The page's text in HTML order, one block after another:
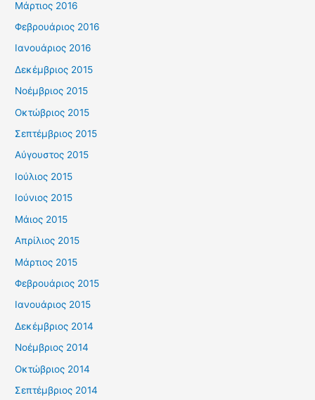
Μάρτιος 2016
Φεβρουάριος 2016
Ιανουάριος 2016
Δεκέμβριος 2015
Νοέμβριος 2015
Οκτώβριος 2015
Σεπτέμβριος 2015
Αύγουστος 2015
Ιούλιος 2015
Ιούνιος 2015
Μάιος 2015
Απρίλιος 2015
Μάρτιος 2015
Φεβρουάριος 2015
Ιανουάριος 2015
Δεκέμβριος 2014
Νοέμβριος 2014
Οκτώβριος 2014
Σεπτέμβριος 2014